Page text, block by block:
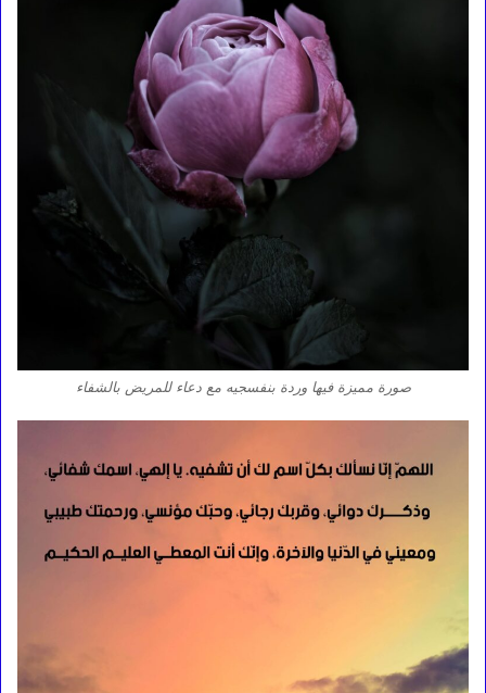
صورة مميزة فيها وردة بنفسجيه مع دعاء للمريض بالشفاء